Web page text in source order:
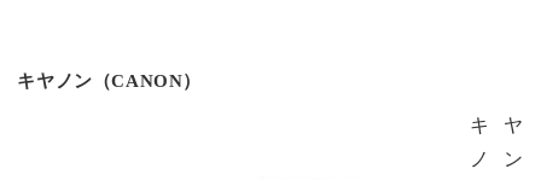
キヤノン（CANON）
キヤ
ノン